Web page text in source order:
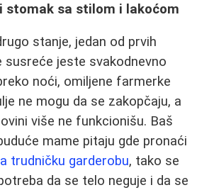
stomak sa stilom i lakoćom
stanje, jedan od prvih
susreće jeste svakodnevno
noći, omiljene farmerke
ne mogu da se zakopčaju, a
više ne funkcionišu. Baš
mame pitaju gde pronaći
trudničku garderobu, tako se
da se telo neguje i da se